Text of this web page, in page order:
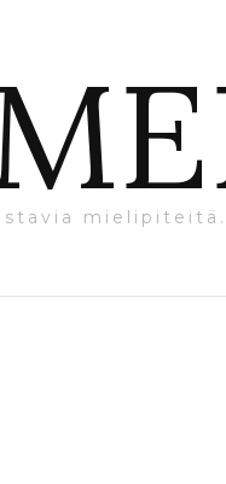
mielipiteitä.